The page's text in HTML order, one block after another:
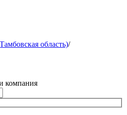
область)/
компания